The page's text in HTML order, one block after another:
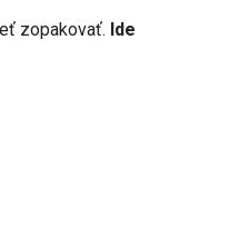
zopakovať. Ide